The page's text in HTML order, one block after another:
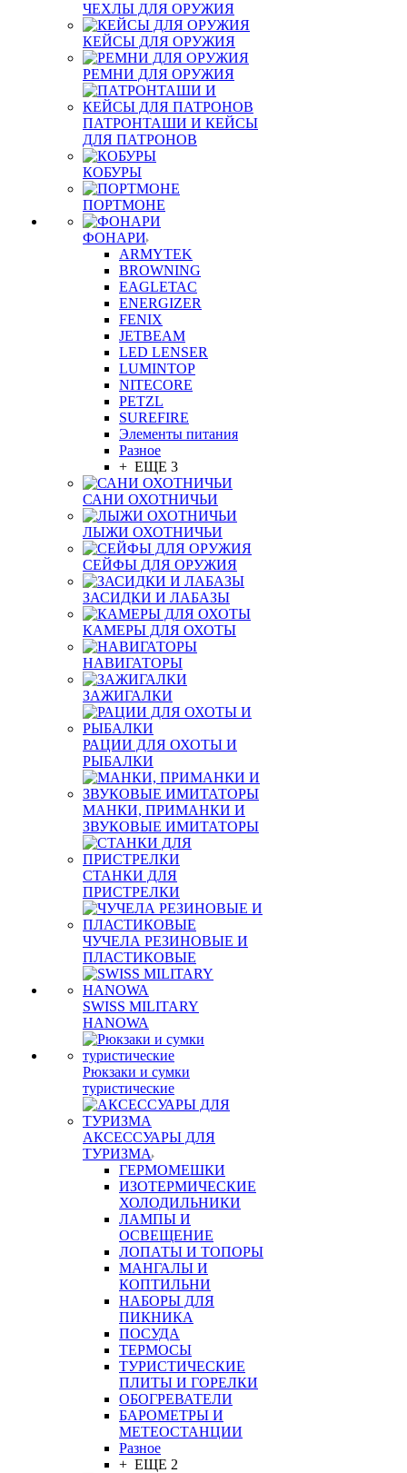
ЧЕХЛЫ ДЛЯ ОРУЖИЯ
КЕЙСЫ ДЛЯ ОРУЖИЯ
РЕМНИ ДЛЯ ОРУЖИЯ
ПАТРОНТАШИ И КЕЙСЫ
ДЛЯ ПАТРОНОВ
КОБУРЫ
ПОРТМОНЕ
ФОНАРИ
ARMYTEK
BROWNING
EAGLETAC
ENERGIZER
FENIX
JETBEAM
LED LENSER
LUMINTOP
NITECORE
PETZL
SUREFIRE
Элементы питания
Разное
+ ЕЩЕ 3
САНИ ОХОТНИЧЬИ
ЛЫЖИ ОХОТНИЧЬИ
СЕЙФЫ ДЛЯ ОРУЖИЯ
ЗАСИДКИ И ЛАБАЗЫ
КАМЕРЫ ДЛЯ ОХОТЫ
НАВИГАТОРЫ
ЗАЖИГАЛКИ
РАЦИИ ДЛЯ ОХОТЫ И
РЫБАЛКИ
МАНКИ, ПРИМАНКИ И
ЗВУКОВЫЕ ИМИТАТОРЫ
СТАНКИ ДЛЯ
ПРИСТРЕЛКИ
ЧУЧЕЛА РЕЗИНОВЫЕ И
ПЛАСТИКОВЫЕ
SWISS MILITARY
HANOWA
Рюкзаки и сумки
туристические
АКСЕССУАРЫ ДЛЯ
ТУРИЗМА
ГЕРМОМЕШКИ
ИЗОТЕРМИЧЕСКИЕ
ХОЛОДИЛЬНИКИ
ЛАМПЫ И
ОСВЕЩЕНИЕ
ЛОПАТЫ И ТОПОРЫ
МАНГАЛЫ И
КОПТИЛЬНИ
НАБОРЫ ДЛЯ
ПИКНИКА
ПОСУДА
ТЕРМОСЫ
ТУРИСТИЧЕСКИЕ
ПЛИТЫ И ГОРЕЛКИ
ОБОГРЕВАТЕЛИ
БАРОМЕТРЫ И
МЕТЕОСТАНЦИИ
Разное
+ ЕЩЕ 2